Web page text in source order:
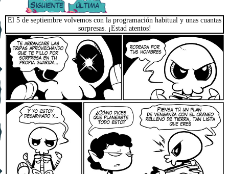
El 5 de septiembre volvemos con la programación habitual y unas cuantas
sorpresas. ¡Estad atentos!